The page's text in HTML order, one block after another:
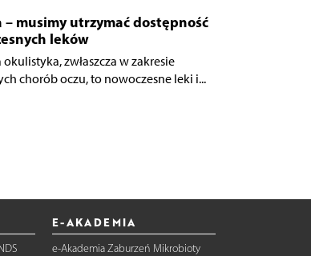
musimy utrzymać dostępność
leków
okulistyka, zwłaszcza w zakresie
chorób oczu, to nowoczesne leki i...
E-AKADEMIA
e-Akademia Zaburzeń Mikrobioty